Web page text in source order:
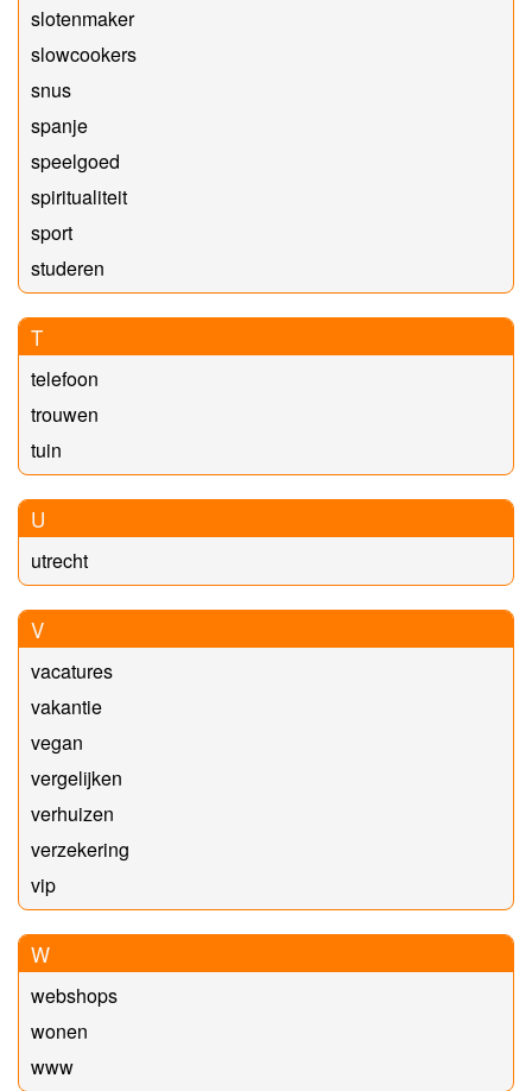
slotenmaker
slowcookers
snus
spanje
speelgoed
spiritualiteit
sport
studeren
T
telefoon
trouwen
tuin
U
utrecht
V
vacatures
vakantie
vegan
vergelijken
verhuizen
verzekering
vip
W
webshops
wonen
www